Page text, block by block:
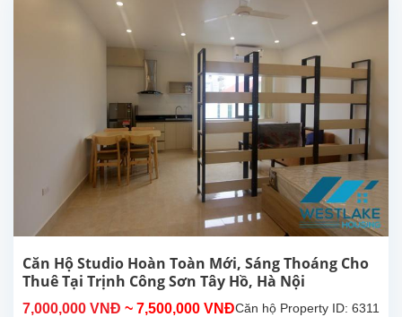
Hồ.
tích
30m²,
đã
được
lắp đặt
các
trang
thiết bị,
nội thất
chất...
Căn Hộ Studio Hoàn Toàn Mới, Sáng Thoáng Cho
Thuê Tại Trịnh Công Sơn Tây Hồ, Hà Nội
7,000,000 VNĐ ~ 7,500,000 VNĐ Property ID: 6311
Căn hộ